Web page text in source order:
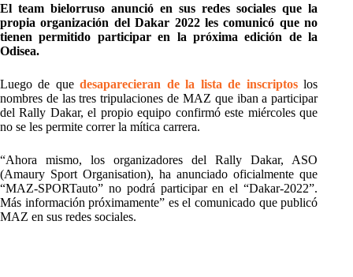
El team bielorruso anunció en sus redes sociales que la
propia organización del Dakar 2022 les comunicó que no
tienen permitido participar en la próxima edición de la
Odisea.
Luego de quedesaparecieran de la lista de inscriptos los
nombres de las tres tripulaciones de MAZ que iban a participar
del Rally Dakar, el propio equipo confirmó este miércoles que
no se les permite correr la mítica carrera.
“Ahora mismo, los organizadores del Rally Dakar, ASO
(Amaury Sport Organisation), ha anunciado oficialmente que
“MAZ-SPORTauto” no podrá participar en el “Dakar-2022”.
Más información próximamente” es el comunicado que publicó
MAZ en sus redes sociales.